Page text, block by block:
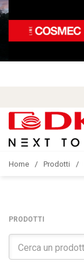
Home Prodotti
PRODOTTI